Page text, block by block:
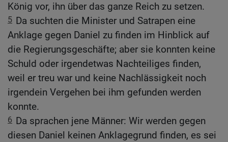
König vor, ihn über das ganze Reich zu setzen.
5 Da suchten die Minister und Satrapen eine
Anklage gegen Daniel zu finden im Hinblick auf
die Regierungsgeschäfte; aber sie konnten keine
Schuld oder irgendetwas Nachteiliges finden,
weil er treu war und keine Nachlässigkeit noch
irgendein Vergehen bei ihm gefunden werden
konnte.
6 Da sprachen jene Männer: Wir werden gegen
diesen Daniel keinen Anklagegrund finden, es sei